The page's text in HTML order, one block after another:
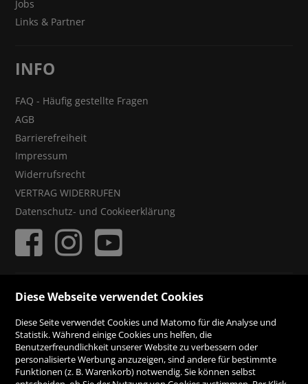
Jobs
Links & Partner
INFO
FAQ - Häufig gestellte Fragen
AGB
Barrierefreiheit
Impressum
Widerrufsrecht
VERTRAG WIDERRUFEN
Datenschutz- und Cookieerklärung
ZAHLUNGSMÖGLICHKEITEN
Rechnung
Vorauskasse
Diese Webseite verwendet Cookies
Diese Seite verwendet Cookies und Matomo für die Analyse und
Statistik. Während einige Cookies uns helfen, die
Benutzerfreundlichkeit unserer Website zu verbessern oder
personalisierte Werbung anzuzeigen, sind andere für bestimmte
Funktionen (z. B. Warenkorb) notwendig. Sie können selbst